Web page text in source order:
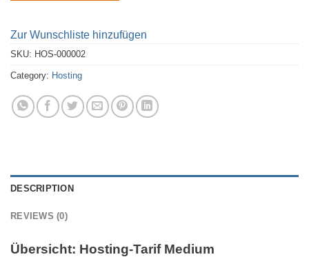
Zur Wunschliste hinzufügen
SKU: HOS-000002
Category: Hosting
DESCRIPTION
REVIEWS (0)
Übersicht: Hosting-Tarif Medium